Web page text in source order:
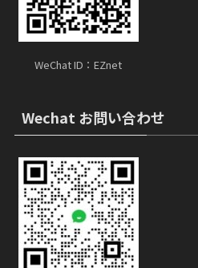
WeChat ID：EZnet
Wechat お問い合わせ